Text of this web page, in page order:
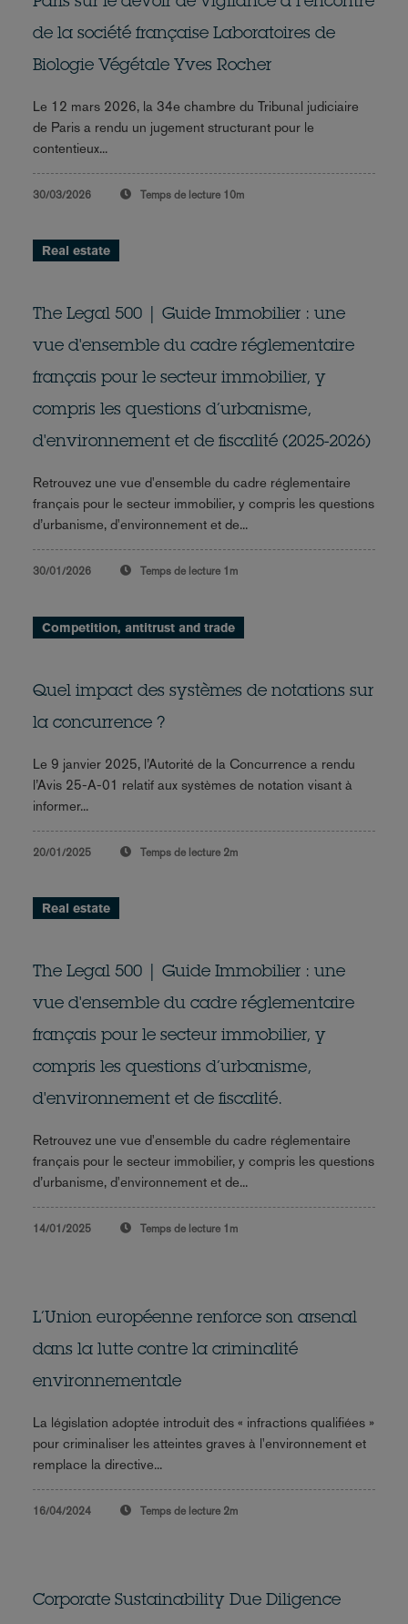
de la société française Laboratoires de
Biologie Végétale Yves Rocher
Le 12 mars 2026, la 34e chambre du Tribunal judiciaire
de Paris a rendu un jugement structurant pour le
contentieux...
30/03/2026 Temps de lecture 10m
Real estate
The Legal 500 | Guide Immobilier : une
vue d'ensemble du cadre réglementaire
français pour le secteur immobilier, y
compris les questions d’urbanisme,
d'environnement et de fiscalité (2025-2026)
Retrouvez une vue d'ensemble du cadre réglementaire
français pour le secteur immobilier, y compris les questions
d’urbanisme, d'environnement et de...
30/01/2026 Temps de lecture 1m
Competition, antitrust and trade
Quel impact des systèmes de notations sur
la concurrence ?
Le 9 janvier 2025, l’Autorité de la Concurrence a rendu
l’Avis 25-A-01 relatif aux systèmes de notation visant à
informer...
20/01/2025 Temps de lecture 2m
Real estate
The Legal 500 | Guide Immobilier : une
vue d'ensemble du cadre réglementaire
français pour le secteur immobilier, y
compris les questions d’urbanisme,
d'environnement et de fiscalité.
Retrouvez une vue d'ensemble du cadre réglementaire
français pour le secteur immobilier, y compris les questions
d’urbanisme, d'environnement et de...
14/01/2025 Temps de lecture 1m
L’Union européenne renforce son arsenal
dans la lutte contre la criminalité
environnementale
La législation adoptée introduit des « infractions qualifiées »
pour criminaliser les atteintes graves à l'environnement et
remplace la directive...
16/04/2024 Temps de lecture 2m
Corporate Sustainability Due Diligence